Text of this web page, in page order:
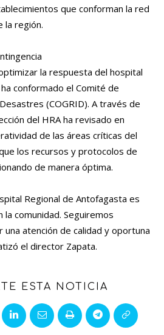
que conforman la red
la región.
la respuesta del hospital
conformado el Comité de
(COGRID). A través de
del HRA ha revisado en
de las áreas críticas del
los recursos y protocolos de
de manera óptima.
Regional de Antofagasta es
la comunidad. Seguiremos
atención de calidad y oportuna
el director Zapata.
ESTA NOTICIA